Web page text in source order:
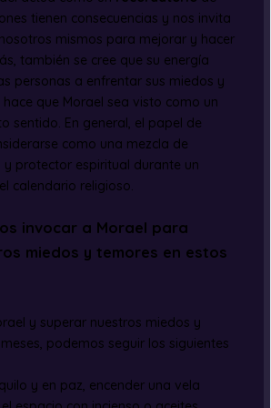
tienen consecuencias y nos invita
mismos para mejorar y hacer
también se cree que su energía
personas a enfrentar sus miedos y
que Morael sea visto como un
sentido. En general, el papel de
como una mezcla de
protector espiritual durante un
calendario religioso.
invocar a Morael para
miedos y temores en estos
y superar nuestros miedos y
podemos seguir los siguientes
y en paz, encender una vela